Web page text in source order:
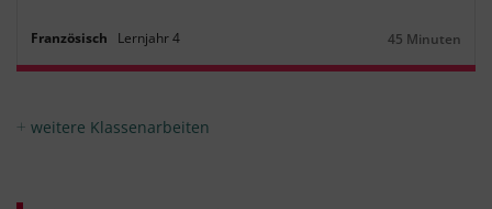
Französisch Lernjahr4
Dauer:
45 Minuten
weitere Klassenarbeiten